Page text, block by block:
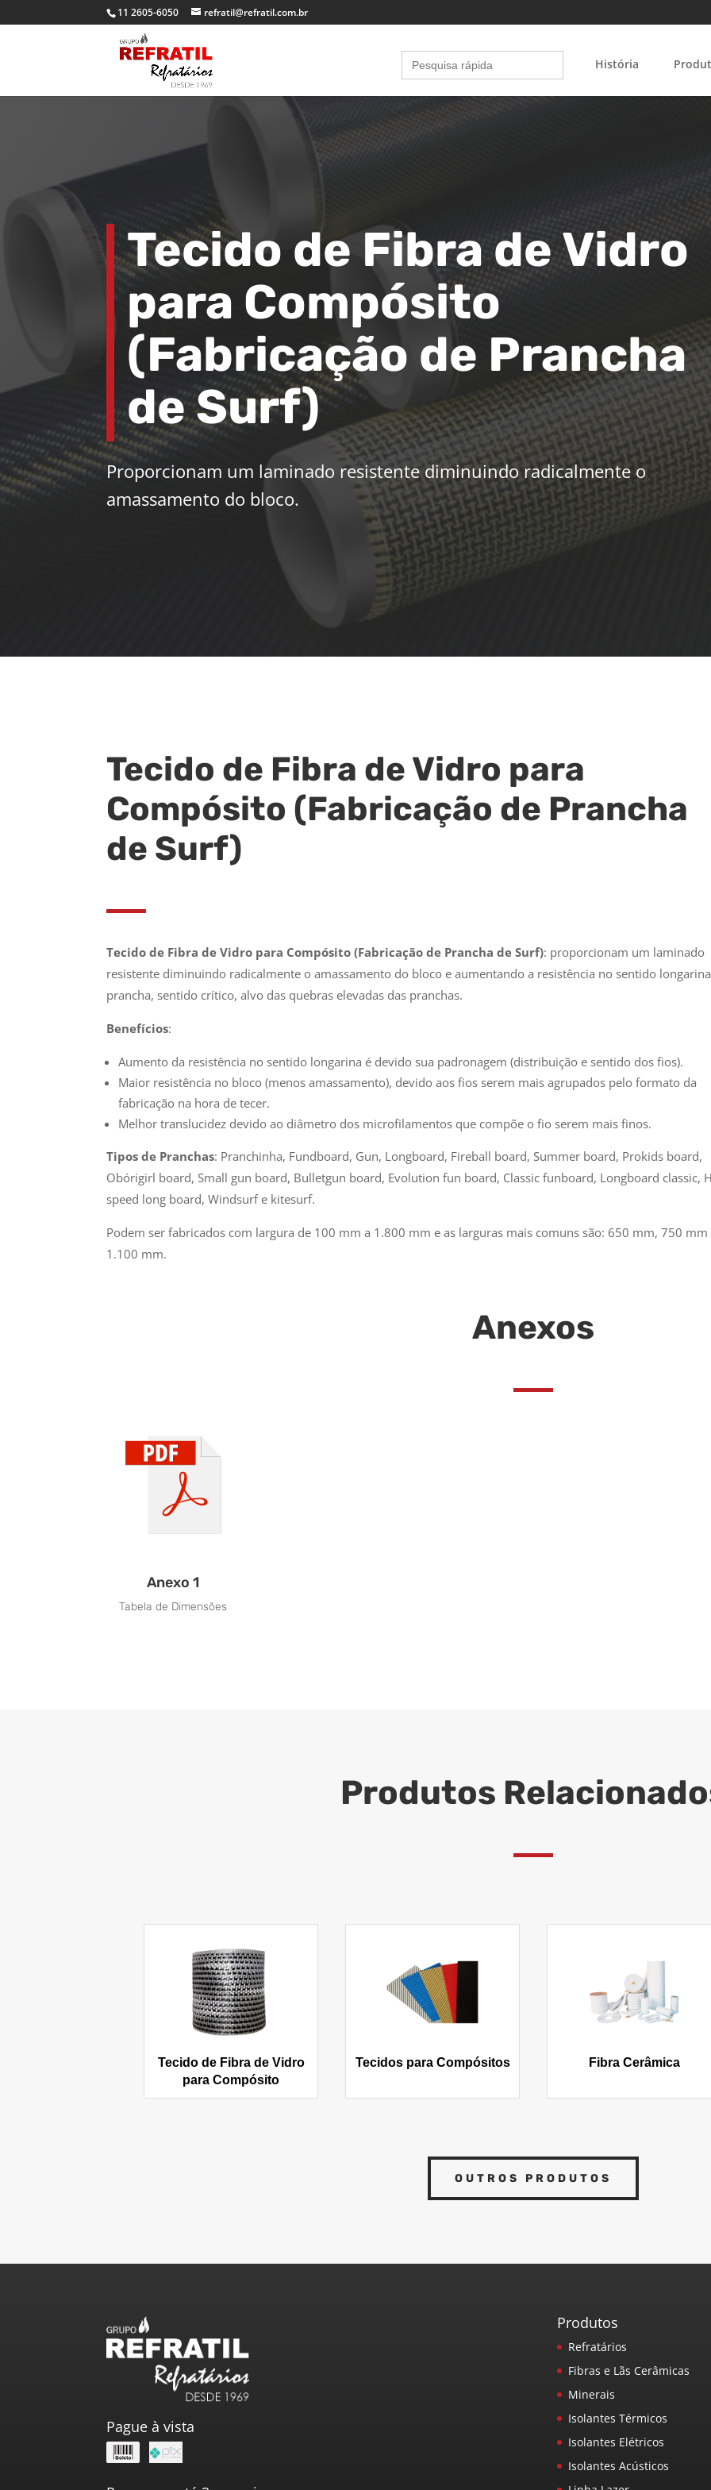
11 2605-6050 refratil@refratil.com.br
Search
for: História
Tecido de Fibra de Vidro
para Compósito
(Fabricação de Prancha
de Surf)
Proporcionam um laminado resistente diminuindo radicalmente o
amassamento do bloco.
Tecido de Fibra de Vidro para
Compósito (Fabricação de Prancha
de Surf)
Tecido de Fibra de Vidro para Compósito (Fabricação de Prancha de Surf): proporcionam um laminado
resistente diminuindo radicalmente o amassamento do bloco e aumentando a resistência no sentido
prancha, sentido crítico, alvo das quebras elevadas das pranchas.
Benefícios:
Aumento da resistência no sentido longarina é devido sua padronagem (distribuição e sentido dos fios).
Maior resistência no bloco (menos amassamento), devido aos fios serem mais agrupados pelo formato da
fabricação na hora de tecer.
Melhor translucidez devido ao diâmetro dos microfilamentos que compõe o fio serem mais finos.
Tipos de Pranchas: Pranchinha, Fundboard, Gun, Longboard, Fireball board, Summer board, Prokids board,
Obórigirl board, Small gun board, Bulletgun board, Evolution fun board, Classic funboard, Longboard classic,
speed long board, Windsurf e kitesurf.
Podem ser fabricados com largura de 100 mm a 1.800 mm e as larguras mais comuns são: 650 mm, 750 mm
1.100 mm.
Anexos
Anexo 1
Tabela de Dimensões
Produtos
Tecido de Fibra de Vidro
para Compósito
Tecidos para Compósitos Fibra Cerâmica
OUTROS PRODUTOS
Pague à vista
Produtos
Refratários
Fibras e Lãs Cerâmicas
Minerais
Isolantes Térmicos
Isolantes Elétricos
Isolantes Acústicos